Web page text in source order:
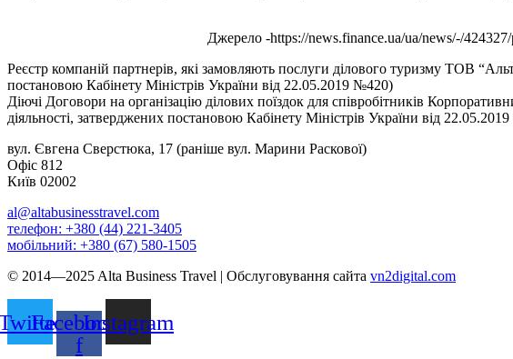
Джерело -https://news.finance.ua/ua/news/-/
Реєстр компаній партнерів, які замовляють послуги ділового туризму ТОВ
постановою Кабінету Міністрів України від 22.05.2019 №420)
Діючі Договори на організацію ділових поїздок для співробітників
діяльності, затверджених постановою Кабінету Міністрів України від
вул. Євгена Сверстюка, 17 (раніше вул. Марини Раскової)
Офіс 812
Київ 02002
al@altabusinesstravel.com
телефон: +380 (44) 221-3405
мобільний: +380 (67) 580-1505
© 2014—2025 Alta Business Travel | Обслуговування сайта vn2digital.com
Facebook-
f
Instagram